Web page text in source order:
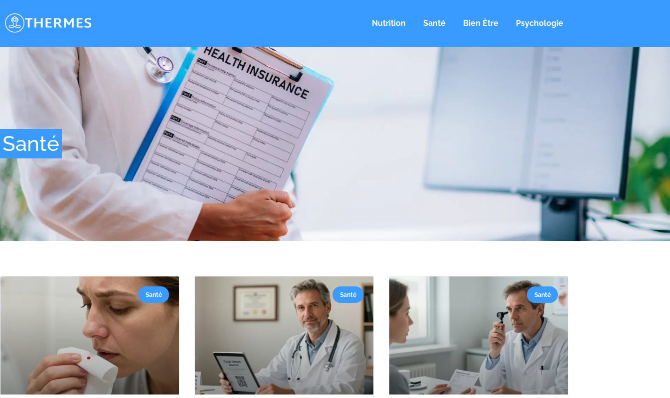
Nutrition Santé Bien Être Psychologie
Santé
Santé Santé Santé